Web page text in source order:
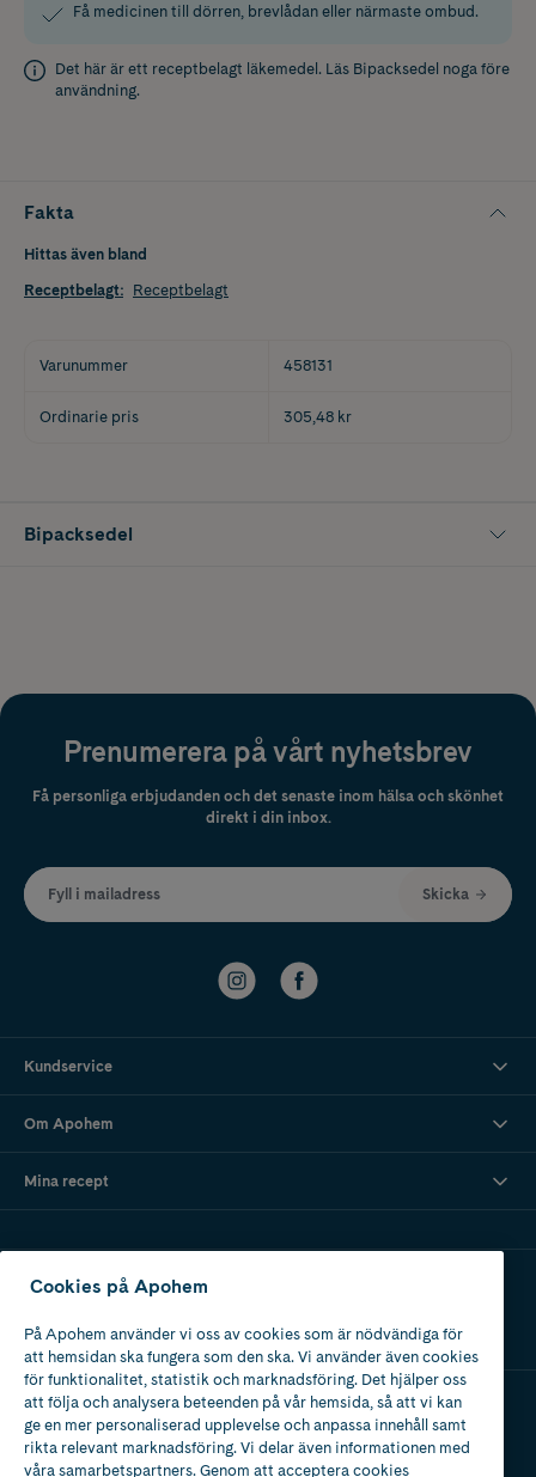
Få medicinen till dörren, brevlådan eller närmaste ombud.
Det här är ett receptbelagt läkemedel. Läs Bipacksedel noga före
användning.
Fakta
Hittas även bland
Receptbelagt: Receptbelagt
Varunummer 458131
Ordinarie pris 305,48 kr
Bipacksedel
Prenumerera på vårt nyhetsbrev
Få personliga erbjudanden och det senaste inom hälsa och skönhet
direkt i din inbox.
Fyll i mailadress Skicka
Kundservice
Om Apohem
Mina recept
Ladda ner vår app
Apotek med tillstånd
av Läkemedelsverket
Cookies på Apohem
På Apohem använder vi oss av cookies som är nödvändiga för
att hemsidan ska fungera som den ska. Vi använder även cookies
för funktionalitet, statistik och marknadsföring. Det hjälper oss
att följa och analysera beteenden på vår hemsida, så att vi kan
ge en mer personaliserad upplevelse och anpassa innehåll samt
rikta relevant marknadsföring. Vi delar även informationen med
våra samarbetspartners. Genom att acceptera cookies